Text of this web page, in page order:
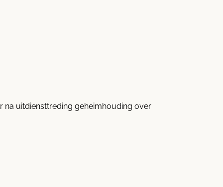
na uitdiensttreding geheimhouding over